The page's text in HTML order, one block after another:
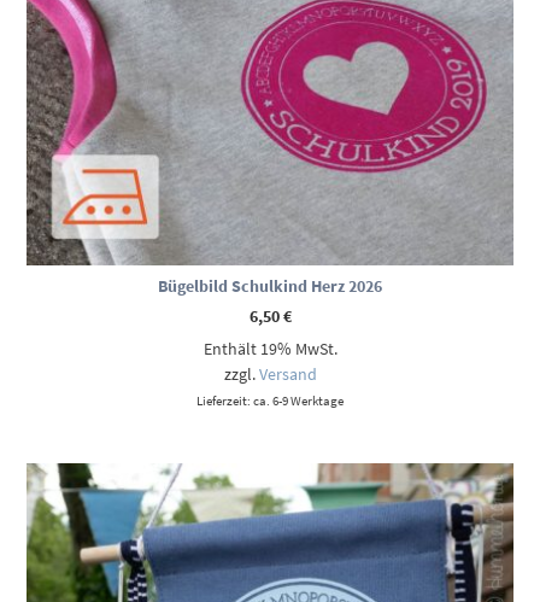
Bügelbild Schulkind Herz 2026
6,50€
Enthält 19% MwSt.
zzgl.Versand
Lieferzeit: ca. 6-9 Werktage